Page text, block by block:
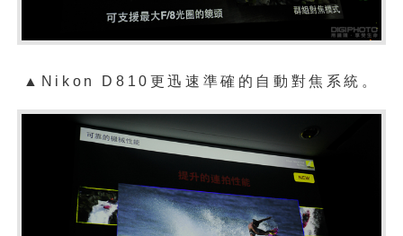
▲ Nikon D810更迅速準確的自動對焦系統。